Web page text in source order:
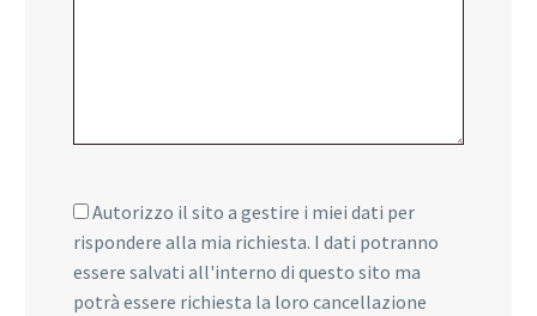
Autorizzo il sito a gestire i miei dati per
rispondere alla mia richiesta. I dati potranno
essere salvati all'interno di questo sito ma
potrà essere richiesta la loro cancellazione